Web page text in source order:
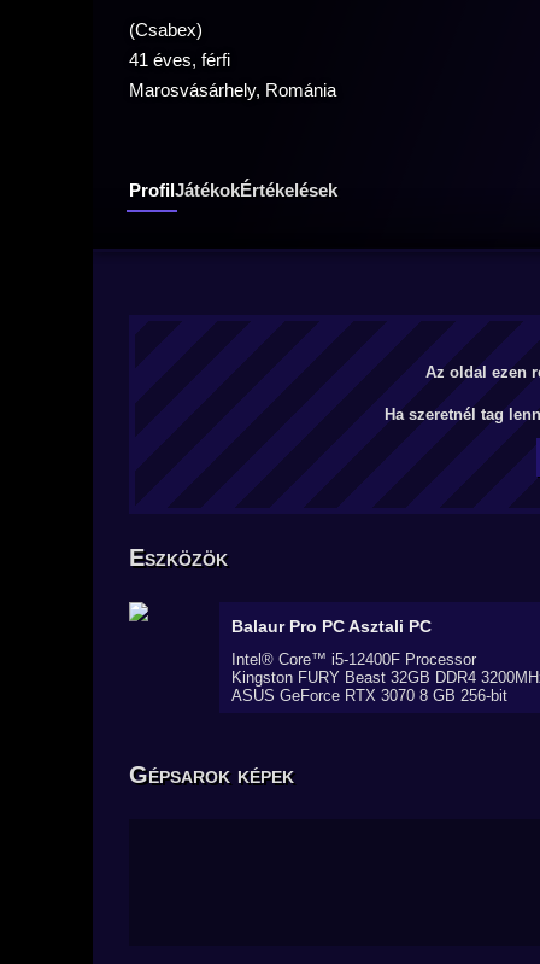
(Csabex)
41 éves, férfi
Marosvásárhely, Románia
ProfilJátékokÉrtékelések
Az oldal ezen
Ha szeretnél tag
Eszközök
Balaur Pro PCAsztali PC
Intel® Core™ i5-12400F Processor
Kingston FURY Beast 32GB DDR4
ASUS GeForce RTX 3070 8 GB 256-bit
Gépsarok képek